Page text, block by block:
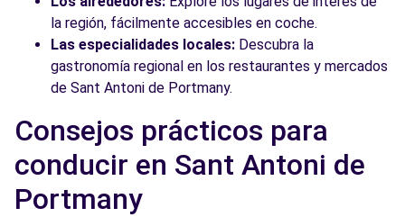
la región, fácilmente accesibles en coche.
Las especialidades locales: Descubra la
gastronomía regional en los restaurantes y mercados
de Sant Antoni de Portmany.
Consejos prácticos para
conducir en Sant Antoni de
Portmany